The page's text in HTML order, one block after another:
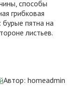
способы
грибковая
пятна на
листьев.
Автор: homeadmin